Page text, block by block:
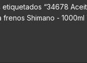
etiquetados “34678
frenos Shimano - 1000ml